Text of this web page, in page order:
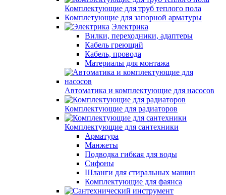
Комплектующие для труб теплого пола
Комплетующие для запорной арматуры
Электрика
Вилки, переходники, адаптеры
Кабель греющий
Кабель, провода
Материалы для монтажа
Автоматика и комплектующие для насосов
Комплектующие для радиаторов
Комплектующие для сантехники
Арматура
Манжеты
Подводка гибкая для воды
Сифоны
Шланги для стиральных машин
Комплектующие для фаянса